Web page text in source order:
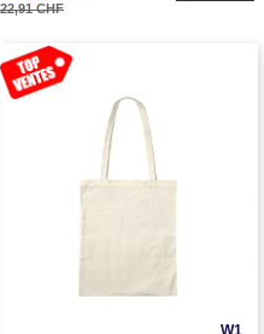
22,91 CHF
W1